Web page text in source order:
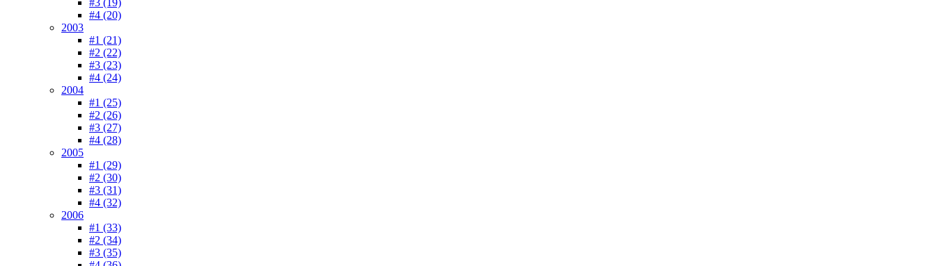
#3 (19)
#4 (20)
2003
#1 (21)
#2 (22)
#3 (23)
#4 (24)
2004
#1 (25)
#2 (26)
#3 (27)
#4 (28)
2005
#1 (29)
#2 (30)
#3 (31)
#4 (32)
2006
#1 (33)
#2 (34)
#3 (35)